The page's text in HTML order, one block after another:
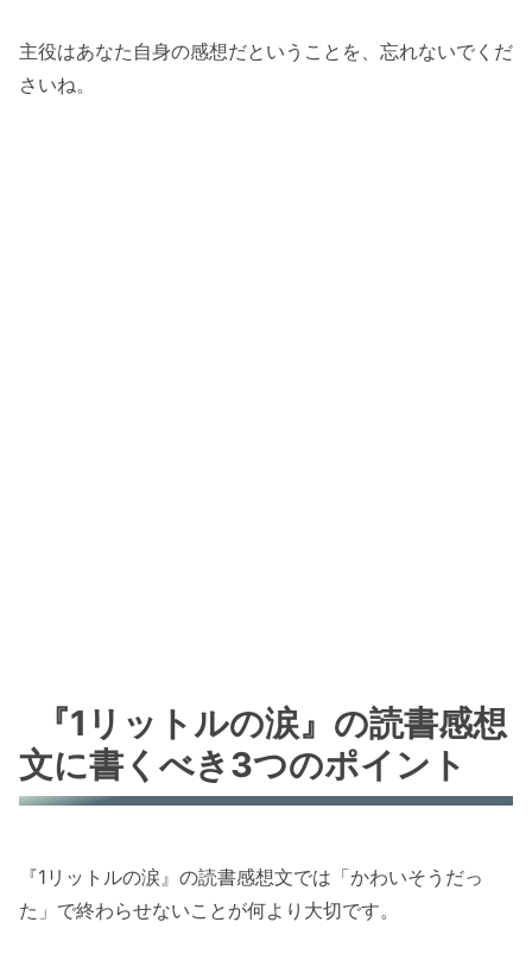
主役はあなた自身の感想だということを、忘れないでくだ
さいね。
『1リットルの涙』の読書感想
文に書くべき3つのポイント
『1リットルの涙』の読書感想文では「かわいそうだっ
た」で終わらせないことが何より大切です。